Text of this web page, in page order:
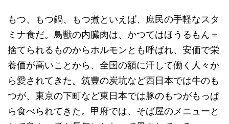
もつ、もつ鍋、もつ煮といえば、庶民の手軽なスタ
ミナ食だ。鳥獣の内臓肉は、かつてはほうるもん＝
捨てられるものからホルモンとも呼ばれ、安価で栄
養価が高いことから、全国の額に汗して働く人々か
ら愛されてきた。筑豊の炭坑など西日本では牛のも
つが、東京の下町など東日本では豚のもつがもっぱ
ら食べられてきた。甲府では、そば屋のメニューと